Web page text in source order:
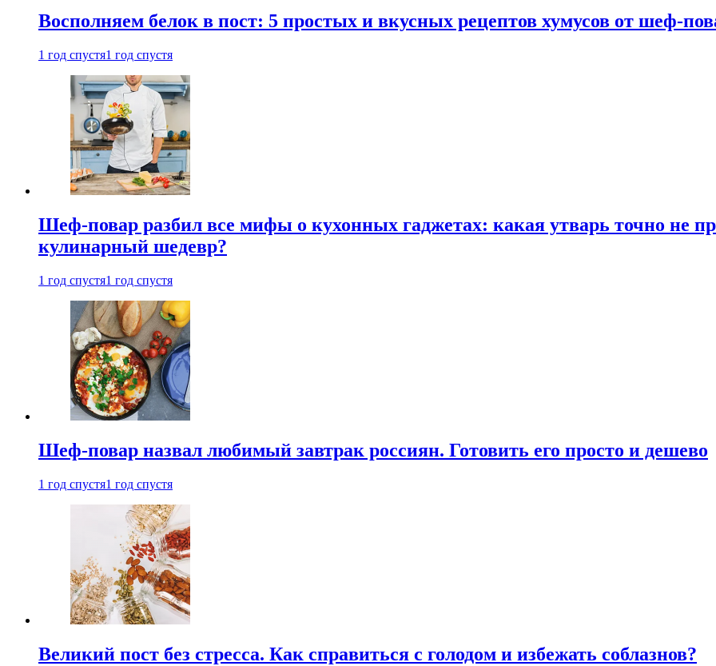
Восполняем белок в пост: 5 простых и вкусных рецептов хумусов от шеф-
1 год спустя1 год спустя
Шеф-повар разбил все мифы о кухонных гаджетах: какая утварь точно не
кулинарный шедевр?
1 год спустя1 год спустя
Шеф-повар назвал любимый завтрак россиян. Готовить его просто и дешево
1 год спустя1 год спустя
Великий пост без стресса. Как справиться с голодом и избежать соблазнов?